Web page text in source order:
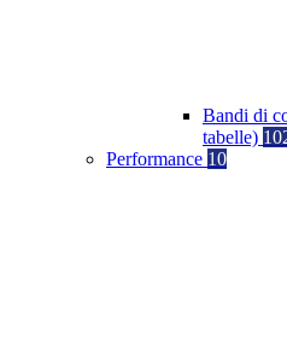
Bandi di
tabelle)
Performance 10